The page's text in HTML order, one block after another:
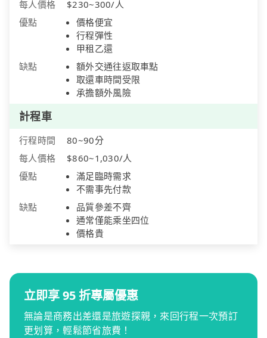
每人價格
$230~300/人
優點
價格便宜
行程彈性
甲租乙還
缺點
額外交通往返取車點
取還車時間受限
承擔額外風險
計程車
行程時間
80~90分
每人價格
$860~1,030/人
優點
滿足臨時需求
不需事先付款
缺點
品質參差不齊
通常僅能乘坐四位
價格貴
立即享 95 折專屬優惠
無論是商務出差還是旅遊探親，來回行程一次預訂
更划算，輕鬆節省旅費！